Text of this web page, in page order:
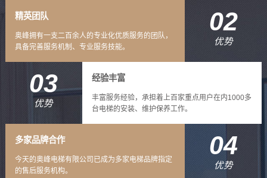
精英团队
奥峰拥有一支二百余人的专业化优质服务的团队，
具备完善服务机制、专业服务技能。
02
优势
03
优势
经验丰富
丰富服务经验，承担着上百家重点用户在内1000多
台电梯的安装、维护保养工作。
多家品牌合作
今天的奥峰电梯有限公司已成为多家电梯品牌指定
的售后服务机构。
04
优势